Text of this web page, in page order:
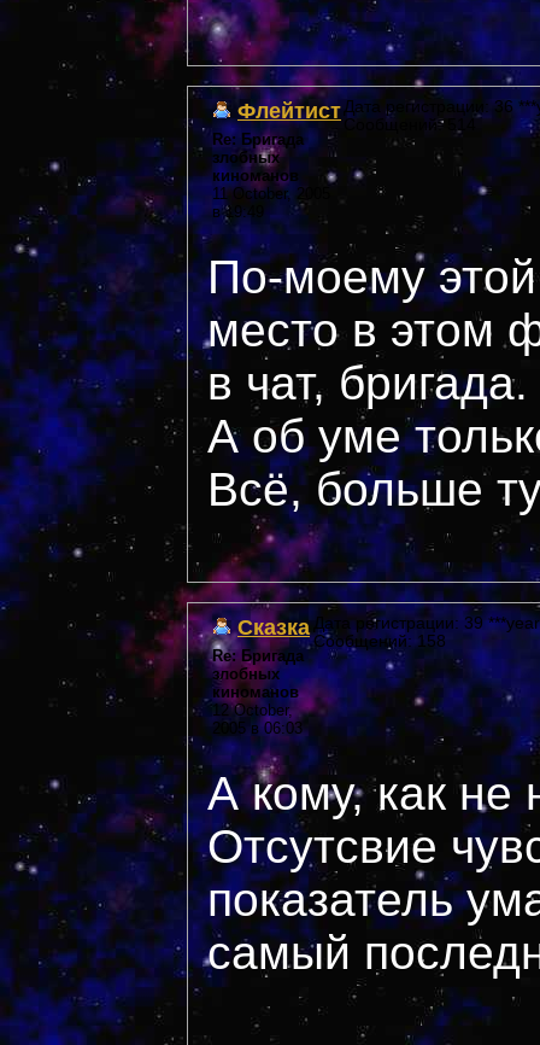
Флейтист
Re: Бригада
злобных
киноманов
11 October, 2005
в 19:49
Дата регистрации: 36
Сообщений: 514
По-моему
место в этом
в чат, бригада.
А об уме
Всё, больше
Сказка
Re: Бригада
злобных
киноманов
12 October,
2005 в 06:03
Дата регистрации: 39
Сообщений: 158
А кому, как не
Отсутсвие
показатель
самый